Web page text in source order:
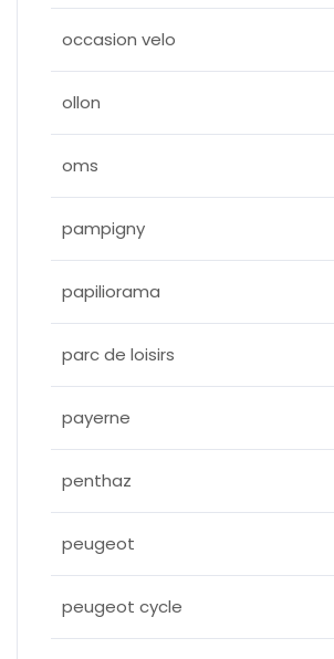
occasion velo
ollon
oms
pampigny
papiliorama
parc de loisirs
payerne
penthaz
peugeot
peugeot cycle